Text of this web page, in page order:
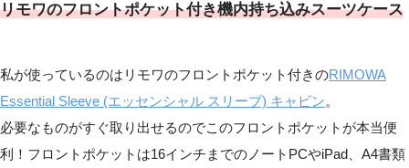
リモワのフロントポケット付き機内持ち込みスーツケース
私が使っているのはリモワのフロントポケット付きのRIMOWA
Essential Sleeve (エッセンシャル スリーブ) キャビン。
必要なものがすぐ取り出せるのでこのフロントポケットが本当便
利！フロントポケットは16インチまでのノートPCやiPad、A4書類